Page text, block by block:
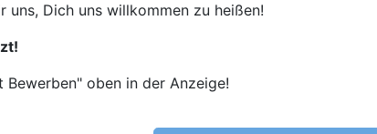
uns, Dich uns willkommen zu heißen!
Bewerben" oben in der Anzeige!